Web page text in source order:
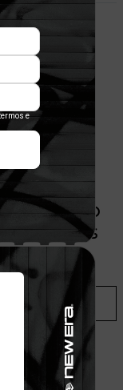
NO
NAS